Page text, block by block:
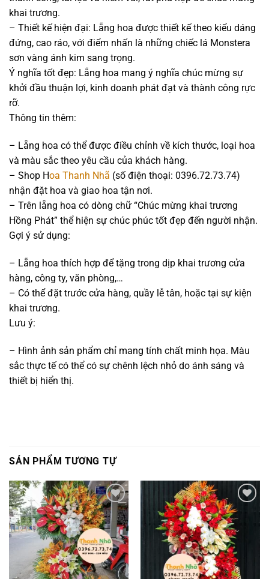
khai trương.
– Thiết kế hiện đại: Lẵng hoa được thiết kế theo kiểu dáng
đứng, cao ráo, với điểm nhấn là những chiếc lá Monstera
sơn vàng ánh kim sang trọng.
Ý nghĩa tốt đẹp: Lẵng hoa mang ý nghĩa chúc mừng sự
khởi đầu thuận lợi, kinh doanh phát đạt và thành công rực
rỡ.
Thông tin thêm:
– Lẵng hoa có thể được điều chỉnh về kích thước, loại hoa
và màu sắc theo yêu cầu của khách hàng.
– Shop Hoa Thanh Nhã (số điện thoại: 0396.72.73.74)
nhận đặt hoa và giao hoa tận nơi.
– Trên lẵng hoa có dòng chữ “Chúc mừng khai trương
Hồng Phát” thể hiện sự chúc phúc tốt đẹp đến người nhận.
Gợi ý sử dụng:
– Lẵng hoa thích hợp để tặng trong dịp khai trương cửa
hàng, công ty, văn phòng,…
– Có thể đặt trước cửa hàng, quầy lễ tân, hoặc tại sự kiện
khai trương.
Lưu ý:
– Hình ảnh sản phẩm chỉ mang tính chất minh họa. Màu
sắc thực tế có thể có sự chênh lệch nhỏ do ánh sáng và
thiết bị hiển thị.
SẢN PHẨM TƯƠNG TỰ
Add to
wishlist
Add to
wishlist